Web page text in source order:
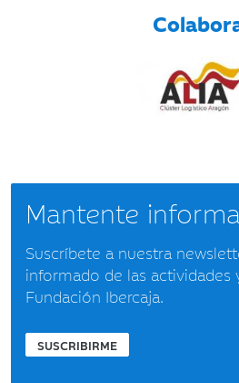
Mantente
Suscríbete a nuestra
informado de las actividades
Fundación Ibercaja.
SUSCRIBIRME